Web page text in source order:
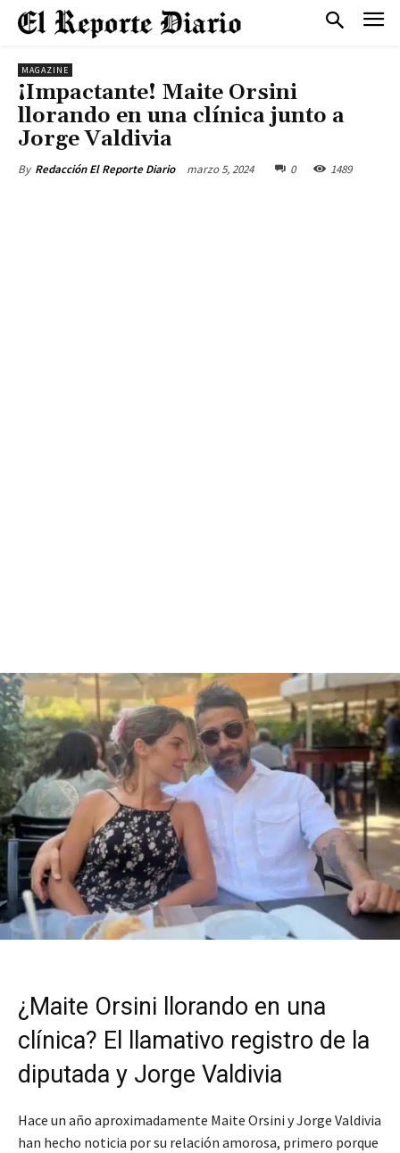
MAGAZINE
¡Impactante! Maite Orsini
llorando en una clínica junto a
Jorge Valdivia
By Redacción El Reporte Diario marzo 5, 2024 0 1489
¿Maite Orsini llorando en una
clínica? El llamativo registro de la
diputada y Jorge Valdivia
Hace un año aproximadamente Maite Orsini y Jorge Valdivia
han hecho noticia por su relación amorosa, primero porque